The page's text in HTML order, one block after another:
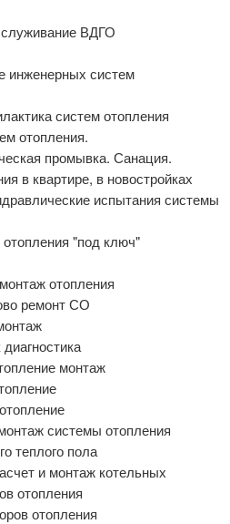
ВДГО
инженерных систем
систем отопления
отопления.
промывка. Санация.
в квартире, в новостройках
испытания системы
"под ключ"
отопления
ремонт СО
монтаж
системы отопления
теплого пола
и монтаж котельных
отопления
отопления